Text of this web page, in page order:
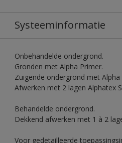
Systeeminformatie
Onbehandelde ondergrond.
Gronden met Alpha Primer.
Zuigende ondergrond met Alpha
Afwerken met 2 lagen Alphatex
Behandelde ondergrond.
Dekkend afwerken met 1 à 2
Voor gedetailleerde